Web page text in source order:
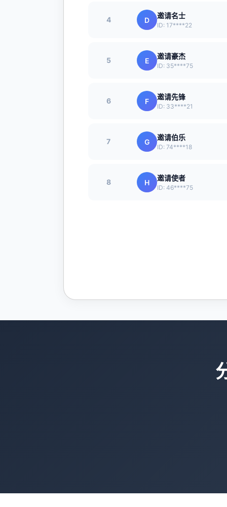
4 D
邀请名士
ID: 17****22
5 E
邀请豪杰
ID: 35****75
6 F
邀请先锋
ID: 33****21
7 G
邀请伯乐
ID: 74****18
8 H
邀请使者
ID: 46****75